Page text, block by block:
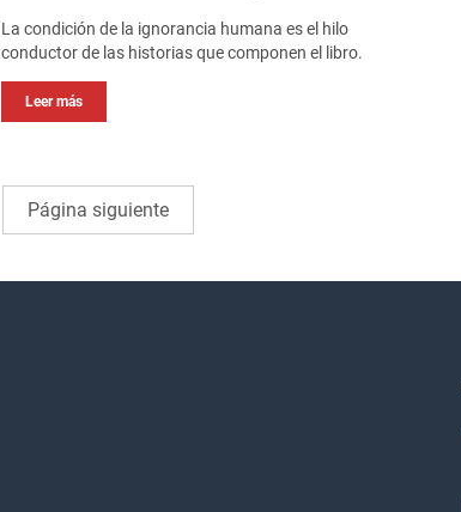
La condición de la ignorancia humana es el hilo
conductor de las historias que componen el libro.
Leer más
Página siguiente